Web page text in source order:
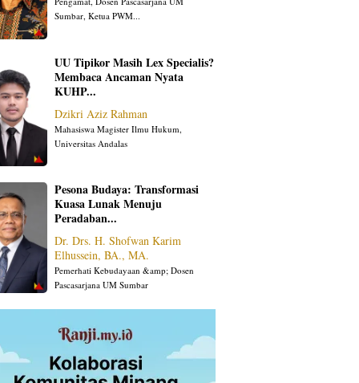
Sumbar, Ketua PWM...
UU Tipikor Masih Lex Specialis?
Membaca Ancaman Nyata
KUHP...
Dzikri Aziz Rahman
Mahasiswa Magister Ilmu Hukum,
Universitas Andalas
Pesona Budaya: Transformasi
Kuasa Lunak Menuju
Peradaban...
Dr. Drs. H. Shofwan Karim
Elhussein, BA., MA.
Pemerhati Kebudayaan &amp; Dosen
Pascasarjana UM Sumbar